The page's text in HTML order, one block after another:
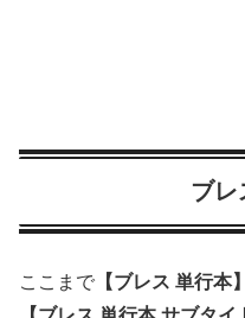
ブレ
ここまで 【ブレス 単行本】